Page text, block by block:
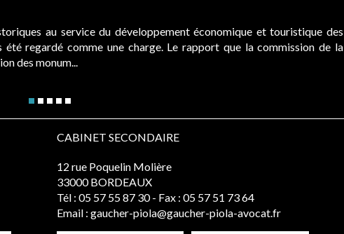
au service du développement économique et touristique des
regardé comme une charge. Le rapport que la commission de la
des monum...
CABINET SECONDAIRE
12 rue Poquelin Molière
33000 BORDEAUX
Tél : 05 57 55 87 30 - Fax : 05 57 51 73 64
Email : gaucher-piola@gaucher-piola-avocat.fr